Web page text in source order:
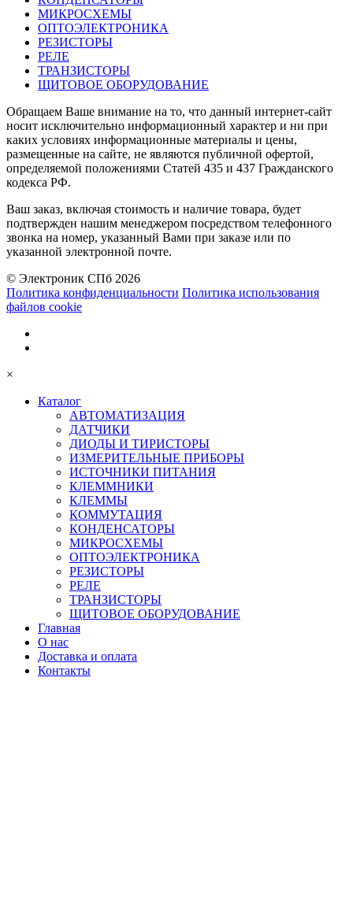
МИКРОСХЕМЫ
ОПТОЭЛЕКТРОНИКА
РЕЗИСТОРЫ
РЕЛЕ
ТРАНЗИСТОРЫ
ЩИТОВОЕ ОБОРУДОВАНИЕ
Обращаем Ваше внимание на то, что данный интернет-сайт
носит исключительно информационный характер и ни при
каких условиях информационные материалы и цены,
размещенные на сайте, не являются публичной офертой,
определяемой положениями Статей 435 и 437 Гражданского
кодекса РФ.
Ваш заказ, включая стоимость и наличие товара, будет
подтвержден нашим менеджером посредством телефонного
звонка на номер, указанный Вами при заказе или по
указанной электронной почте.
© Электроник СПб 2026
Политика конфиденциальности Политика использования
файлов cookie
×
Каталог
АВТОМАТИЗАЦИЯ
ДАТЧИКИ
ДИОДЫ И ТИРИСТОРЫ
ИЗМЕРИТЕЛЬНЫЕ ПРИБОРЫ
ИСТОЧНИКИ ПИТАНИЯ
КЛЕММНИКИ
КЛЕММЫ
КОММУТАЦИЯ
КОНДЕНСАТОРЫ
МИКРОСХЕМЫ
ОПТОЭЛЕКТРОНИКА
РЕЗИСТОРЫ
РЕЛЕ
ТРАНЗИСТОРЫ
ЩИТОВОЕ ОБОРУДОВАНИЕ
Главная
О нас
Доставка и оплата
Контакты